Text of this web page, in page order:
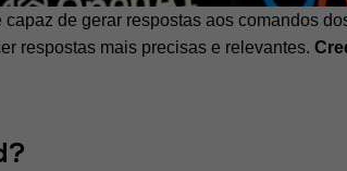
capaz de gerar respostas aos comandos
respostas mais precisas e relevantes.